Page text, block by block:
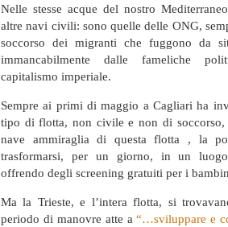
Nelle stesse acque del nostro
altre navi civili: sono quelle delle ONG,
soccorso dei migranti che fuggono da
immancabilmente dalle fameliche
capitalismo imperiale.
Sempre ai primi di maggio a Cagliari ha
tipo di flotta, non civile e non di
nave ammiraglia di questa flotta , la
trasformarsi, per un giorno, in un
offrendo degli screening gratuiti per i
Ma la Trieste, e l’intera flotta, si
periodo di manovre atte a“…sviluppare e